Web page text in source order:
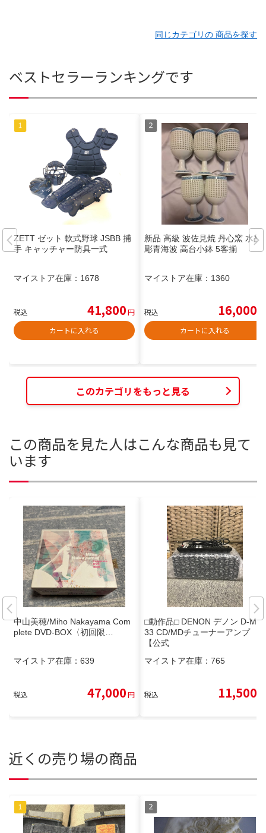
同じカテゴリの 商品を探す
ベストセラーランキングです
ZETT ゼット 軟式野球 JSBB 捕
手 キャッチャー防具一式
マイストア在庫： 1678
税込 41,800円
カートに入れる
新品 高級 波佐見焼 丹心窯 水晶
彫青海波 高台小鉢 5客揃
マイストア在庫： 1360
税込 16,000
カートに入れる
このカテゴリをもっと見る
この商品を見た人はこんな商品も見て
います
中山美穂/Miho Nakayama Com
plete DVD-BOX〈初回限…
マイストア在庫： 639
税込 47,000円
□動作品□ DENON デノン D-ME
33 CD/MDチューナーアンプ
【公式
マイストア在庫： 765
税込 11,500
近くの売り場の商品